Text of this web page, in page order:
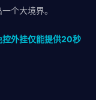
个大境界。
控外挂仅能提供20秒